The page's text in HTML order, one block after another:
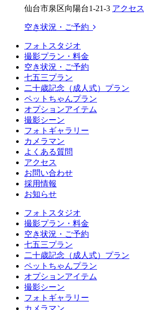
仙台市泉区向陽台1-21-3 アクセス
空き状況・ご予約
フォトスタジオ
撮影プラン・料金
空き状況・ご予約
七五三プラン
二十歳記念（成人式）プラン
ペットちゃんプラン
オプションアイテム
撮影シーン
フォトギャラリー
カメラマン
よくある質問
アクセス
お問い合わせ
採用情報
お知らせ
フォトスタジオ
撮影プラン・料金
空き状況・ご予約
七五三プラン
二十歳記念（成人式）プラン
ペットちゃんプラン
オプションアイテム
撮影シーン
フォトギャラリー
カメラマン